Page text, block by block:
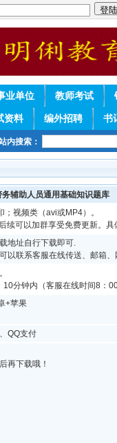
业单位 教师考试
资料 编外招聘 书
内搜索：
辅助人员通用基础知识题库
视频类（avi或MP4）。
续可以加群享受免费更新。具
地址自行下载即可.
以联系客服在线传送、邮箱、
分钟内（客服在线时间8：
+苹果
QQ支付
再下载哦！